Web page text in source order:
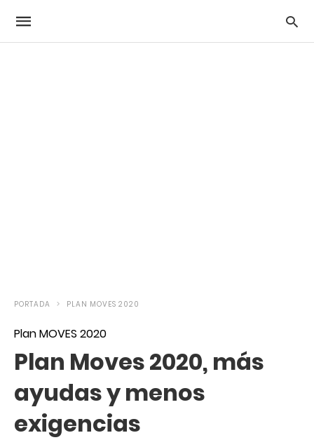
PORTADA PLAN MOVES 2020
Plan MOVES 2020
Plan Moves 2020, más
ayudas y menos
exigencias